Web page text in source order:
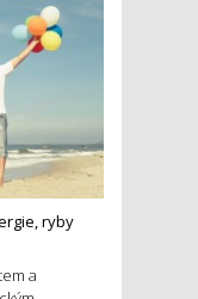
ryby
a